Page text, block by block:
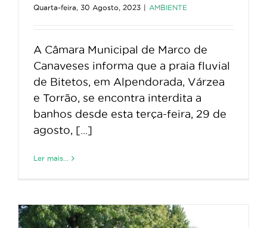
Quarta-feira, 30 Agosto, 2023 AMBIENTE
A Câmara Municipal de Marco de
Canaveses informa que a praia fluvial
de Bitetos, em Alpendorada, Várzea
e Torrão, se encontra interdita a
banhos desde esta terça-feira, 29 de
agosto, [...]
Ler mais...